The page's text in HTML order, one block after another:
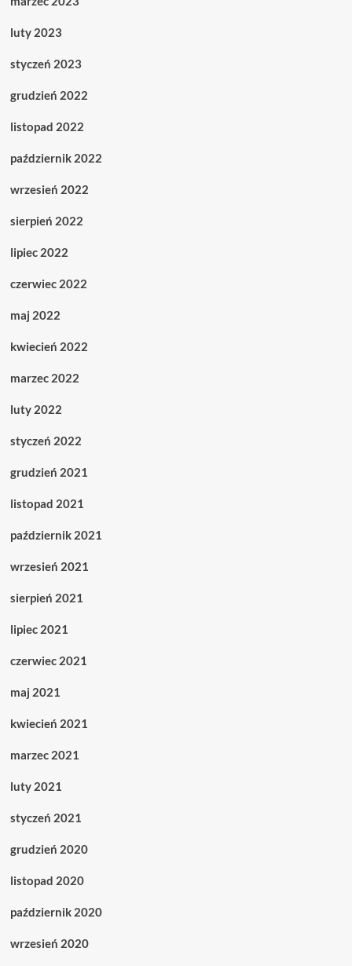
luty 2023
styczeń 2023
grudzień 2022
listopad 2022
październik 2022
wrzesień 2022
sierpień 2022
lipiec 2022
czerwiec 2022
maj 2022
kwiecień 2022
marzec 2022
luty 2022
styczeń 2022
grudzień 2021
listopad 2021
październik 2021
wrzesień 2021
sierpień 2021
lipiec 2021
czerwiec 2021
maj 2021
kwiecień 2021
marzec 2021
luty 2021
styczeń 2021
grudzień 2020
listopad 2020
październik 2020
wrzesień 2020